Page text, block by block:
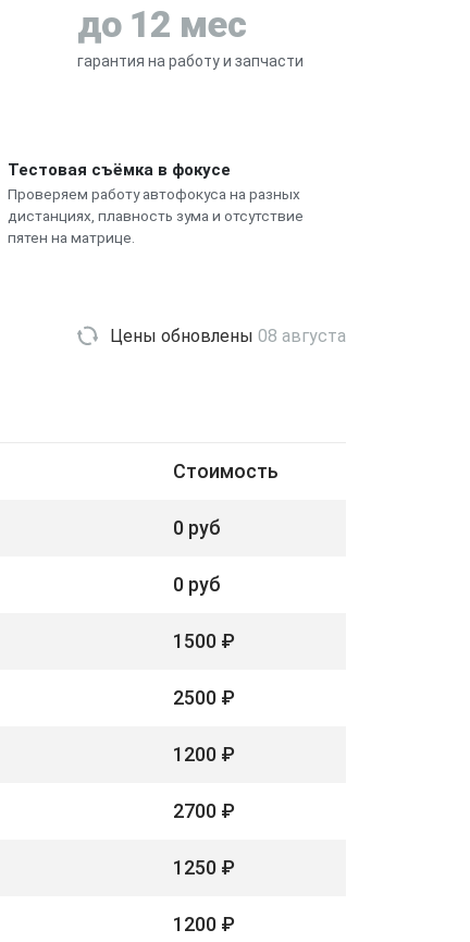
до 12 мес
гарантия на работу и запчасти
Тестовая съёмка в фокусе
Проверяем работу автофокуса на разных
дистанциях, плавность зума и отсутствие
пятен на матрице.
Цены обновлены 08 августа
Стоимость
0 руб
0 руб
1500 ₽
2500 ₽
1200 ₽
2700 ₽
1250 ₽
1200 ₽